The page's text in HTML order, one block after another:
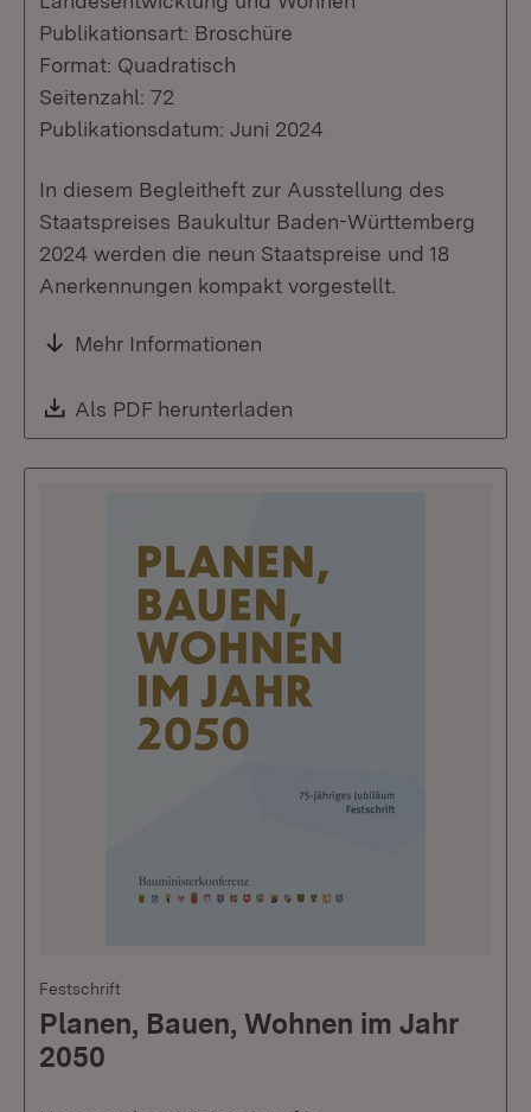
Publikationsart: Broschüre
Format: Quadratisch
Seitenzahl: 72
Publikationsdatum: Juni 2024
In diesem Begleitheft zur Ausstellung des
Staatspreises Baukultur Baden-Württemberg
2024 werden die neun Staatspreise und 18
Anerkennungen kompakt vorgestellt.
Mehr Informationen
Download:
Als PDF herunterladen
Festschrift
Planen, Bauen, Wohnen im Jahr
2050